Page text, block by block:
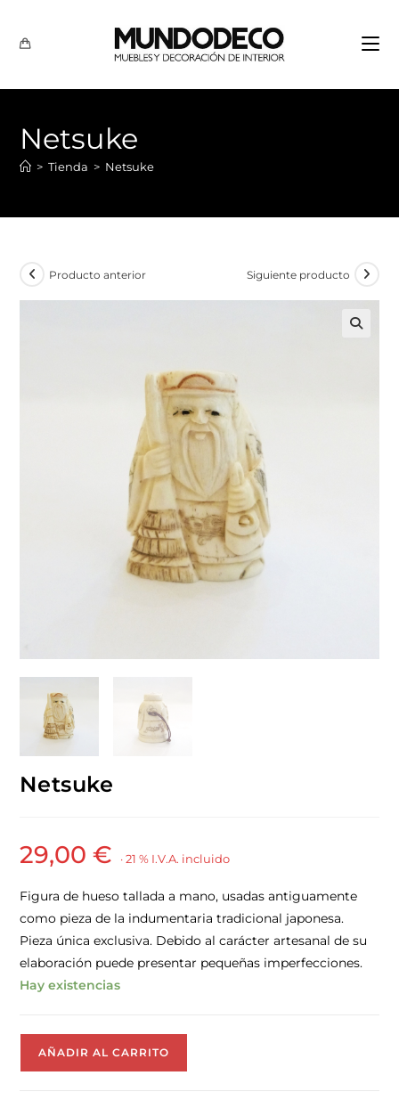
Netsuke
> Tienda > Netsuke
Producto anterior Siguiente producto
Netsuke
29,00€ · 21 % I.V.A. incluido
Figura de hueso tallada a mano, usadas antiguamente
como pieza de la indumentaria tradicional japonesa.
Pieza única exclusiva. Debido al carácter artesanal de su
elaboración puede presentar pequeñas imperfecciones.
Hay existencias
AÑADIR AL CARRITO